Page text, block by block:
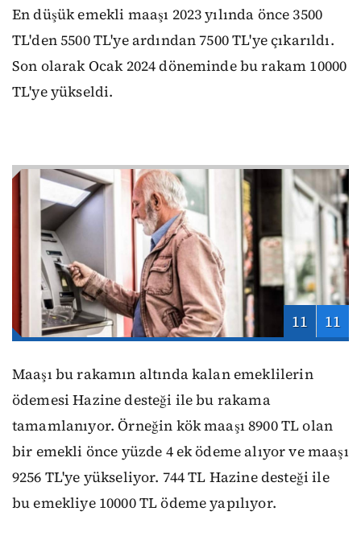
En düşük emekli maaşı 2023 yılında önce 3500
TL'den 5500 TL'ye ardından 7500 TL'ye çıkarıldı.
Son olarak Ocak 2024 döneminde bu rakam 10000
TL'ye yükseldi.
11 11
Maaşı bu rakamın altında kalan emeklilerin
ödemesi Hazine desteği ile bu rakama
tamamlanıyor. Örneğin kök maaşı 8900 TL olan
bir emekli önce yüzde 4 ek ödeme alıyor ve maaşı
9256 TL'ye yükseliyor. 744 TL Hazine desteği ile
bu emekliye 10000 TL ödeme yapılıyor.